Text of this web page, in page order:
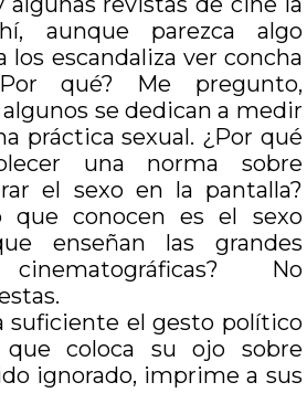
aunque parezca algo
los escandaliza ver concha
qué? Me pregunto,
se dedican a medir
práctica sexual. ¿Por qué
una norma sobre
el sexo en la pantalla?
que conocen es el sexo
enseñan las grandes
No
suficiente el gesto político
coloca su ojo sobre
ignorado, imprime a sus